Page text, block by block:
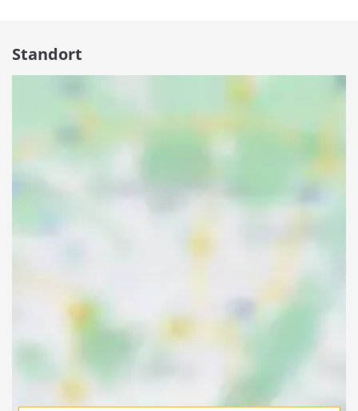
Standort